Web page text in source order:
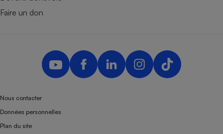
Faire un don
Nous contacter
Données personnelles
Plan du site